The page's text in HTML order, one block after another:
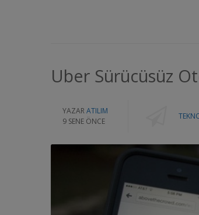
Uber Sürücüsüz
YAZAR ATILIM
9 SENE ÖNCE